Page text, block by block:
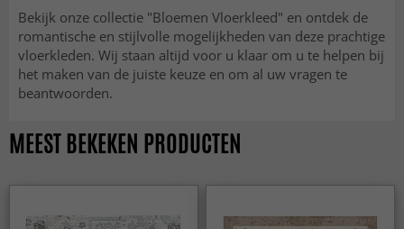
Bekijk onze collectie "Bloemen Vloerkleed" en ontdek de
romantische en stijlvolle mogelijkheden van deze prachtige
vloerkleden. Wij staan altijd voor u klaar om u te helpen bij
het maken van de juiste keuze en om al uw vragen te
beantwoorden.
MEEST BEKEKEN PRODUCTEN